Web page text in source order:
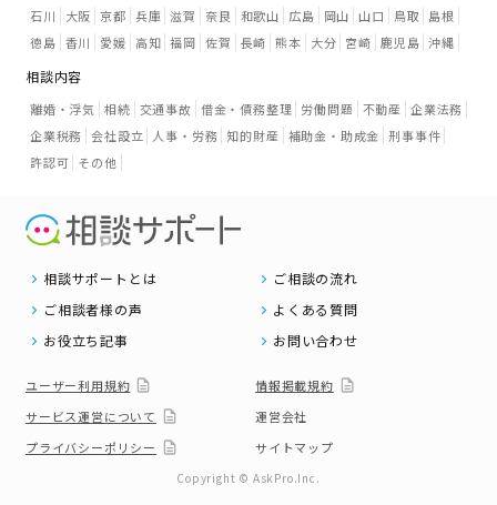
石川
大阪 京都 兵庫 滋賀 奈良 和歌山 広島 岡山 山口 鳥取
島根
徳島 香川 愛媛 高知 福岡 佐賀 長崎 熊本 大分 宮崎 鹿児島 沖縄
相談内容
離婚・浮気 相続 交通事故 借金・債務整理 労働問題 不動産 企業法務
企業税務 会社設立 人事・労務 知的財産 補助金・助成金 刑事事件
許認可 その他
相談サポートとは
ご相談の流れ
ご相談者様の声
よくある質問
お役立ち記事
お問い合わせ
ユーザー利用規約
情報掲載規約
サービス運営について
運営会社
プライバシーポリシー
サイトマップ
Copyright © AskPro.Inc.